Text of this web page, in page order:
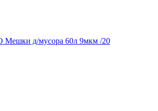
д/мусора 60л 9мкм /20